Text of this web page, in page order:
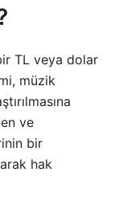
TL veya dolar
müzik
ve
bir
hak